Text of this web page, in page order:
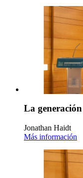
La
Jonathan Haidt
Más información